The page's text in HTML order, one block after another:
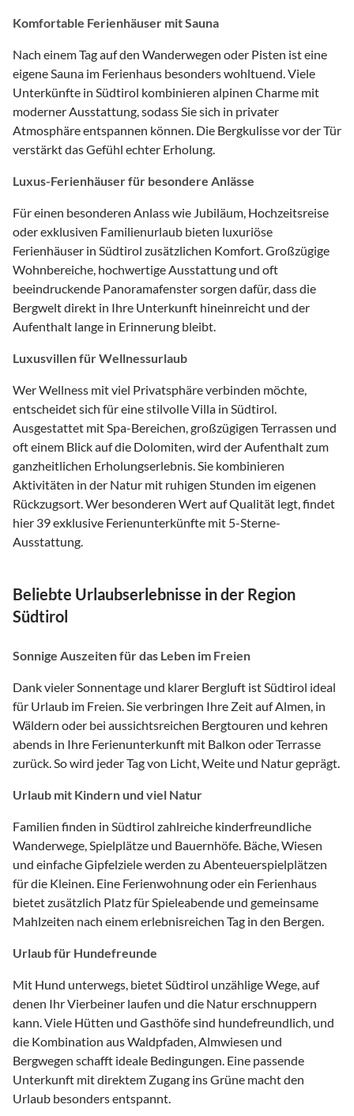
Komfortable Ferienhäuser mit Sauna
Nach einem Tag auf den Wanderwegen oder Pisten ist eine
eigene Sauna im Ferienhaus besonders wohltuend. Viele
Unterkünfte in Südtirol kombinieren alpinen Charme mit
moderner Ausstattung, sodass Sie sich in privater
Atmosphäre entspannen können. Die Bergkulisse vor der Tür
verstärkt das Gefühl echter Erholung.
Luxus-Ferienhäuser für besondere Anlässe
Für einen besonderen Anlass wie Jubiläum, Hochzeitsreise
oder exklusiven Familienurlaub bieten luxuriöse
Ferienhäuser in Südtirol zusätzlichen Komfort. Großzügige
Wohnbereiche, hochwertige Ausstattung und oft
beeindruckende Panoramafenster sorgen dafür, dass die
Bergwelt direkt in Ihre Unterkunft hineinreicht und der
Aufenthalt lange in Erinnerung bleibt.
Luxusvillen für Wellnessurlaub
Wer Wellness mit viel Privatsphäre verbinden möchte,
entscheidet sich für eine stilvolle Villa in Südtirol.
Ausgestattet mit Spa-Bereichen, großzügigen Terrassen und
oft einem Blick auf die Dolomiten, wird der Aufenthalt zum
ganzheitlichen Erholungserlebnis. Sie kombinieren
Aktivitäten in der Natur mit ruhigen Stunden im eigenen
Rückzugsort. Wer besonderen Wert auf Qualität legt, findet
hier 39 exklusive Ferienunterkünfte mit 5-Sterne-
Ausstattung.
Beliebte Urlaubserlebnisse in der Region
Südtirol
Sonnige Auszeiten für das Leben im Freien
Dank vieler Sonnentage und klarer Bergluft ist Südtirol ideal
für Urlaub im Freien. Sie verbringen Ihre Zeit auf Almen, in
Wäldern oder bei aussichtsreichen Bergtouren und kehren
abends in Ihre Ferienunterkunft mit Balkon oder Terrasse
zurück. So wird jeder Tag von Licht, Weite und Natur geprägt.
Urlaub mit Kindern und viel Natur
Familien finden in Südtirol zahlreiche kinderfreundliche
Wanderwege, Spielplätze und Bauernhöfe. Bäche, Wiesen
und einfache Gipfelziele werden zu Abenteuerspielplätzen
für die Kleinen. Eine Ferienwohnung oder ein Ferienhaus
bietet zusätzlich Platz für Spieleabende und gemeinsame
Mahlzeiten nach einem erlebnisreichen Tag in den Bergen.
Urlaub für Hundefreunde
Mit Hund unterwegs, bietet Südtirol unzählige Wege, auf
denen Ihr Vierbeiner laufen und die Natur erschnuppern
kann. Viele Hütten und Gasthöfe sind hundefreundlich, und
die Kombination aus Waldpfaden, Almwiesen und
Bergwegen schafft ideale Bedingungen. Eine passende
Unterkunft mit direktem Zugang ins Grüne macht den
Urlaub besonders entspannt.